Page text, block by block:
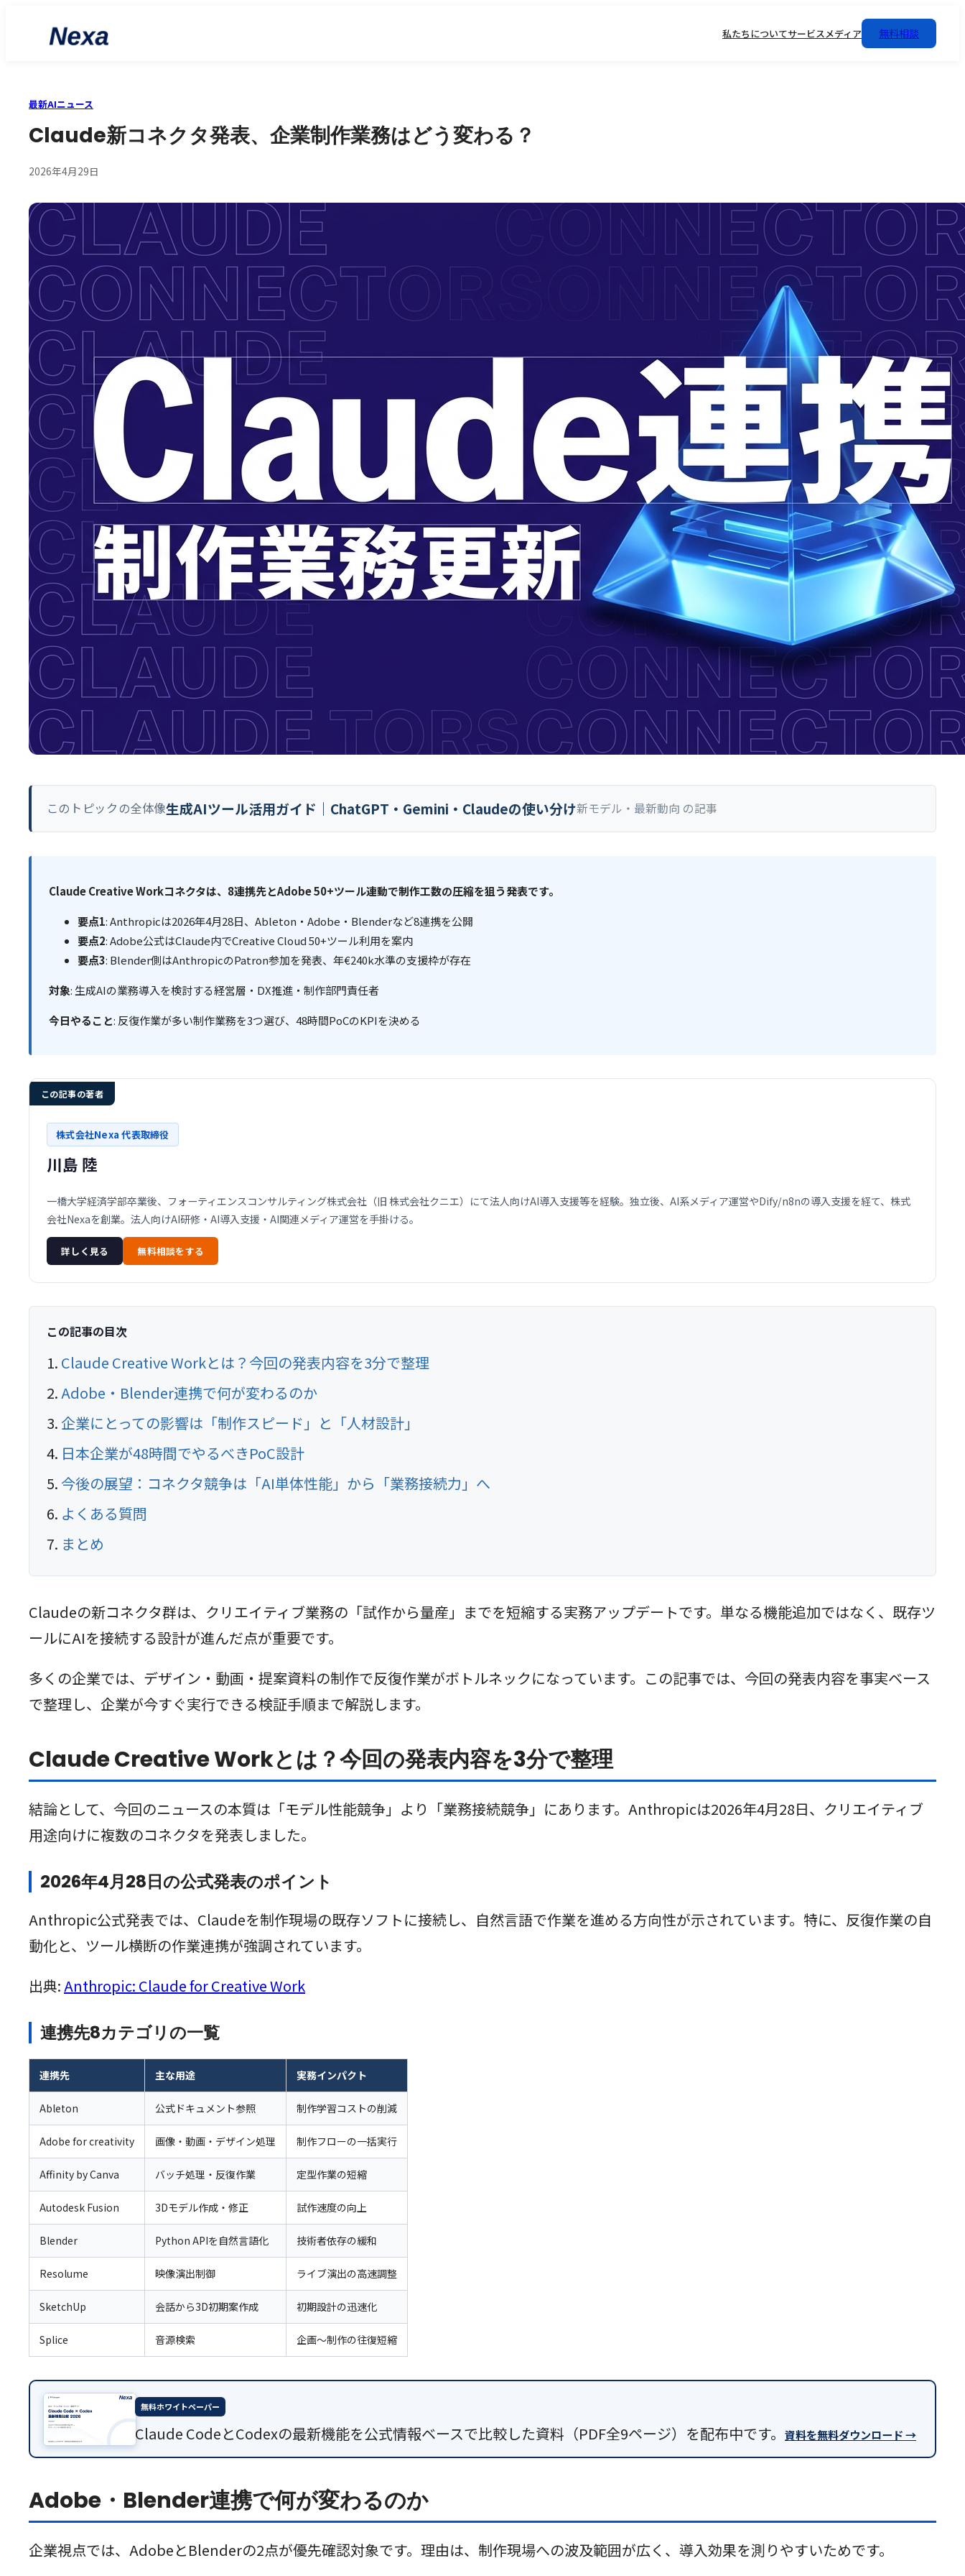
私たちについてサービスメディア 無料相談
最新AIニュース
Claude新コネクタ発表、企業制作業務はどう変わる？
2026年4月29日
このトピックの全体像生成AIツール活用ガイド｜ChatGPT・Gemini・Claudeの使い分け新モデル・最新動向 の記事
Claude Creative Workコネクタは、8連携先とAdobe 50+ツール連動で制作工数の圧縮を狙う発表です。
要点1: Anthropicは2026年4月28日、Ableton・Adobe・Blenderなど8連携を公開
要点2: Adobe公式はClaude内でCreative Cloud 50+ツール利用を案内
要点3: Blender側はAnthropicのPatron参加を発表、年€240k水準の支援枠が存在
対象: 生成AIの業務導入を検討する経営層・DX推進・制作部門責任者
今日やること: 反復作業が多い制作業務を3つ選び、48時間PoCのKPIを決める
この記事の著者
株式会社Nexa 代表取締役
川島 陸
一橋大学経済学部卒業後、フォーティエンスコンサルティング株式会社（旧 株式会社クニエ）にて法人向けAI導入支援等を経験。独立後、AI系メディア運営やDify/n8nの導入支援を経て、株式
会社Nexaを創業。法人向けAI研修・AI導入支援・AI関連メディア運営を手掛ける。
詳しく見る 無料相談をする
この記事の目次
Claude Creative Workとは？今回の発表内容を3分で整理
Adobe・Blender連携で何が変わるのか
企業にとっての影響は「制作スピード」と「人材設計」
日本企業が48時間でやるべきPoC設計
今後の展望：コネクタ競争は「AI単体性能」から「業務接続力」へ
よくある質問
まとめ
Claudeの新コネクタ群は、クリエイティブ業務の「試作から量産」までを短縮する実務アップデートです。単なる機能追加ではなく、既存ツ
ールにAIを接続する設計が進んだ点が重要です。
多くの企業では、デザイン・動画・提案資料の制作で反復作業がボトルネックになっています。この記事では、今回の発表内容を事実ベース
で整理し、企業が今すぐ実行できる検証手順まで解説します。
Claude Creative Workとは？今回の発表内容を3分で整理
結論として、今回のニュースの本質は「モデル性能競争」より「業務接続競争」にあります。Anthropicは2026年4月28日、クリエイティブ
用途向けに複数のコネクタを発表しました。
2026年4月28日の公式発表のポイント
Anthropic公式発表では、Claudeを制作現場の既存ソフトに接続し、自然言語で作業を進める方向性が示されています。特に、反復作業の自
動化と、ツール横断の作業連携が強調されています。
出典:Anthropic: Claude for Creative Work
連携先8カテゴリの一覧
連携先 主な用途 実務インパクト
Ableton 公式ドキュメント参照 制作学習コストの削減
Adobe for creativity 画像・動画・デザイン処理 制作フローの一括実行
Affinity by Canva バッチ処理・反復作業 定型作業の短縮
Autodesk Fusion 3Dモデル作成・修正 試作速度の向上
Blender Python APIを自然言語化 技術者依存の緩和
Resolume 映像演出制御 ライブ演出の高速調整
SketchUp 会話から3D初期案作成 初期設計の迅速化
Splice 音源検索 企画〜制作の往復短縮
無料ホワイトペーパー
Claude CodeとCodexの最新機能を公式情報ベースで比較した資料（PDF全9ページ）を配布中です。 資料を無料ダウンロード →
Adobe・Blender連携で何が変わるのか
企業視点では、AdobeとBlenderの2点が優先確認対象です。理由は、制作現場への波及範囲が広く、導入効果を測りやすいためです。